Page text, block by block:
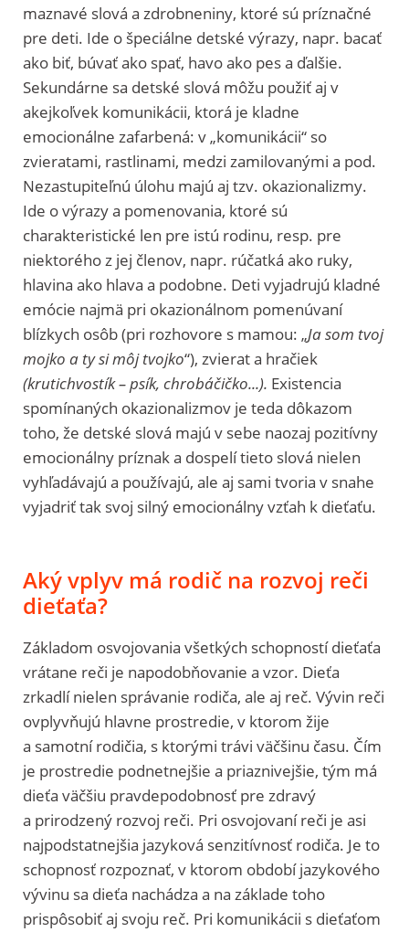
maznavé slová a zdrobneniny, ktoré sú príznačné
pre deti. Ide o špeciálne detské výrazy, napr. bacať
ako biť, búvať ako spať, havo ako pes a ďalšie.
Sekundárne sa detské slová môžu použiť aj v
akejkoľvek komunikácii, ktorá je kladne
emocionálne zafarbená: v „komunikácii“ so
zvieratami, rastlinami, medzi zamilovanými a pod.
Nezastupiteľnú úlohu majú aj tzv. okazionalizmy.
Ide o výrazy a pomenovania, ktoré sú
charakteristické len pre istú rodinu, resp. pre
niektorého z jej členov, napr. rúčatká ako ruky,
hlavina ako hlava a podobne. Deti vyjadrujú kladné
emócie najmä pri okazionálnom pomenúvaní
blízkych osôb (pri rozhovore s mamou: „Ja som tvoj
mojko a ty si môj tvojko“), zvierat a hračiek
(krutichvostík – psík, chrobáčičko...). Existencia
spomínaných okazionalizmov je teda dôkazom
toho, že detské slová majú v sebe naozaj pozitívny
emocionálny príznak a dospelí tieto slová nielen
vyhľadávajú a používajú, ale aj sami tvoria v snahe
vyjadriť tak svoj silný emocionálny vzťah k dieťaťu.
Aký vplyv má rodič na rozvoj reči
dieťaťa?
Základom osvojovania všetkých schopností dieťaťa
vrátane reči je napodobňovanie a vzor. Dieťa
zrkadlí nielen správanie rodiča, ale aj reč. Vývin reči
ovplyvňujú hlavne prostredie, v ktorom žije
a samotní rodičia, s ktorými trávi väčšinu času. Čím
je prostredie podnetnejšie a priaznivejšie, tým má
dieťa väčšiu pravdepodobnosť pre zdravý
a prirodzený rozvoj reči. Pri osvojovaní reči je asi
najpodstatnejšia jazyková senzitívnosť rodiča. Je to
schopnosť rozpoznať, v ktorom období jazykového
vývinu sa dieťa nachádza a na základe toho
prispôsobiť aj svoju reč. Pri komunikácii s dieťaťom